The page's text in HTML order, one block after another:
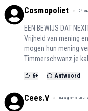
Cosmopoliet 04
EEN BEWIJS DAT
Vrijheid van mening
mogen hun mening
Timmerschwanz je
6+ Antwoord
Cees.V 04 augustus 2023